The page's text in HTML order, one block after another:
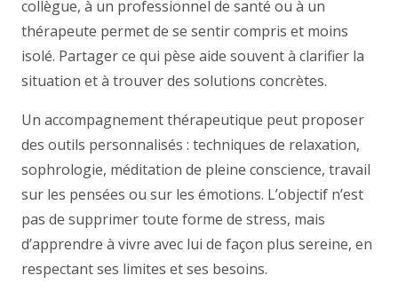
collègue, à un professionnel de santé ou à un
thérapeute permet de se sentir compris et moins
isolé. Partager ce qui pèse aide souvent à clarifier la
situation et à trouver des solutions concrètes.
Un accompagnement thérapeutique peut proposer
des outils personnalisés : techniques de relaxation,
sophrologie, méditation de pleine conscience, travail
sur les pensées ou sur les émotions. L’objectif n’est
pas de supprimer toute forme de stress, mais
d’apprendre à vivre avec lui de façon plus sereine, en
respectant ses limites et ses besoins.